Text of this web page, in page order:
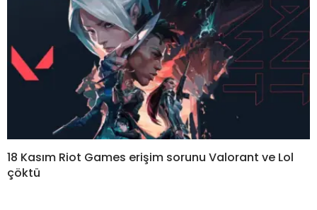
18 Kasım Riot Games erişim sorunu Valorant ve Lol
çöktü